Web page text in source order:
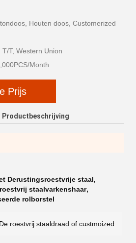
Houten doos, Customerized
T, Western Union
Month
Prijs
Productbeschrijving
Derustingsroestvrije staal,
staalvarkenshaar,
rolborstel
De roestvrij staaldraad of custmoized